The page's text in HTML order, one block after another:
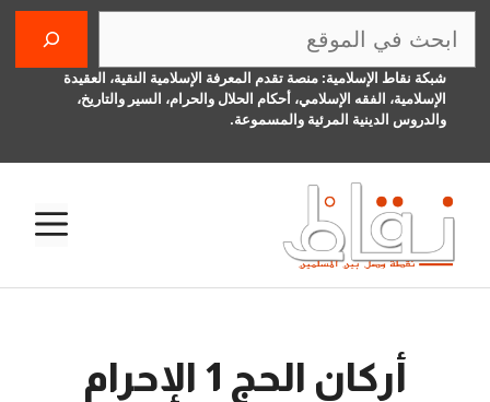
انتقل
المحتوىشبكة نقاط الإسلامية: منصة تقدم المعرفة الإسلامية النقية، العقيدة
الإسلامية، الفقه الإسلامي، أحكام الحلال والحرام، السير والتاريخ،
والدروس الدينية المرئية والمسموعة.
أركان الحج 1 الإحرام